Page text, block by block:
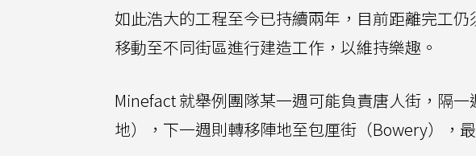
如此浩大的工程至今已持續兩年，目前距離完工
移動至不同街區進行建造工作，以維持樂趣。
Minefact 就舉例團隊某一週可能負責唐人街，隔
地），下一週則轉移陣地至包厘街（Bowery），